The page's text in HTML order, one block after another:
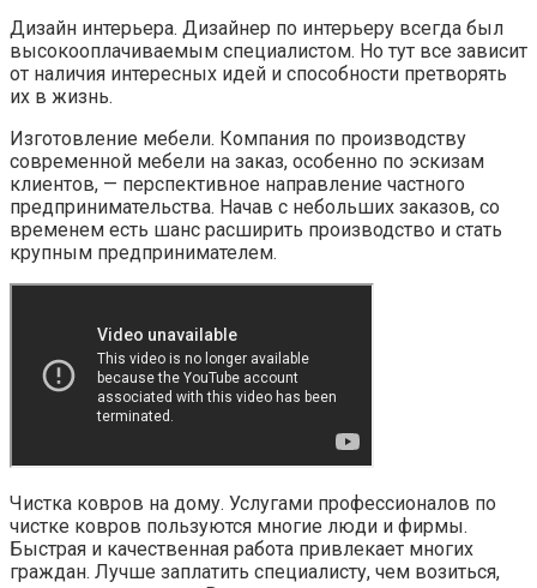
Дизайн интерьера. Дизайнер по интерьеру всегда был
высокооплачиваемым специалистом. Но тут все зависит
от наличия интересных идей и способности претворять
их в жизнь.
Изготовление мебели. Компания по производству
современной мебели на заказ, особенно по эскизам
клиентов, — перспективное направление частного
предпринимательства. Начав с небольших заказов, со
временем есть шанс расширить производство и стать
крупным предпринимателем.
Чистка ковров на дому. Услугами профессионалов по
чистке ковров пользуются многие люди и фирмы.
Быстрая и качественная работа привлекает многих
граждан. Лучше заплатить специалисту, чем возиться,